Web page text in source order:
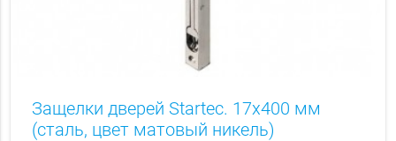
Защелки дверей Startec. 17х400 мм
(сталь, цвет матовый никель)